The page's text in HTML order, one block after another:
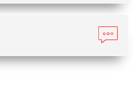
и вместительный багажный
износа элементов